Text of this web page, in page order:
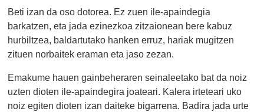
Beti izan da oso dotorea. Ez zuen ile-apaindegia
barkatzen, eta jada ezinezkoa zitzaionean bere kabuz
hurbiltzea, baldartutako hanken erruz, hariak mugitzen
zituen norbaitek eraman eta jaso zezan.
Emakume hauen gainbeheraren seinaleetako bat da noiz
uzten dioten ile-apaindegira joateari. Kalera irteteari uko
noiz egiten dioten izan daiteke bigarrena. Badira jada urte